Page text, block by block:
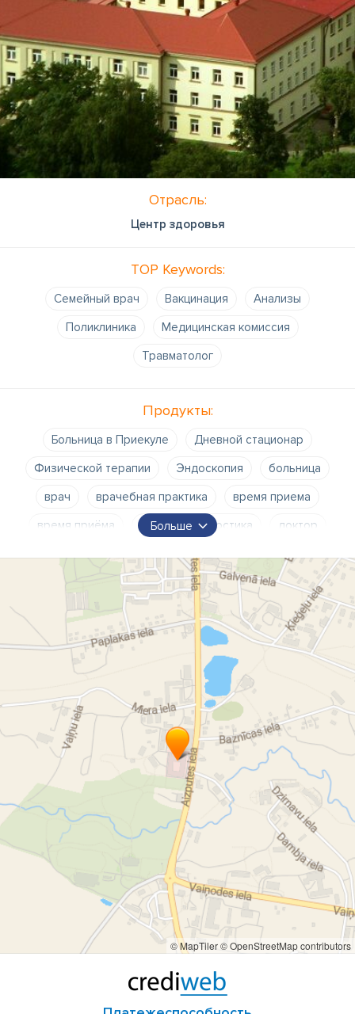
Отрасль:
Центр здоровья
TOP Keywords:
Семейный врач Вакцинация
Анализы
Поликлиника
Медицинская комиссия
Травматолог
Продукты:
Больница в Приекуле
Дневной стационар
Физической терапии
Эндоскопия
больница
врач
врачебная практика
время приема
время приёма
д-р диагностика
доктор
клиника
массажист
медицинская практика
медицинский центр
оздоровительный центр
поликлиника
практики семейных врачей
реабилитация
семейный врач
социального обслуживания
травматолог
травмпункт
травмпункт в Приекуле
узи
физиотерапевт
центр здоровья
Больше
© MapTiler© OpenStreetMap contributors